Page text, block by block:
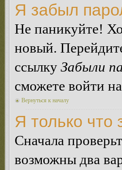
Я забыл
Не паникуйте!
новый.
ссылку Забыли
сможете войти
Вернуться к началу
Я только что
Сначала
возможны два